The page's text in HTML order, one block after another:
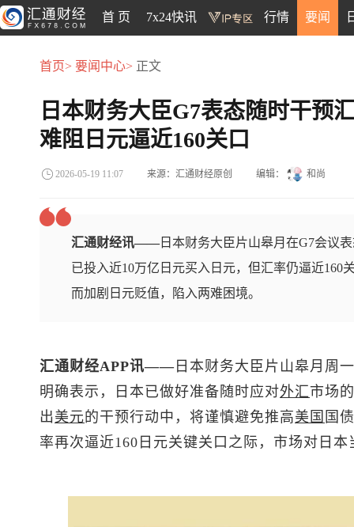
首 页 7x24快讯 行情 要闻
首页> 要闻中心> 正文
日本财务大臣G7表态随时干预
难阻日元逼近160关口
2026-05-19 11:07 来源：汇通财经原创 编辑： 和尚
汇通财经讯—— 日本财务大臣片山皋月在G7会议
已投入近10万亿日元买入日元，但汇率仍逼近160
而加剧日元贬值，陷入两难困境。
汇通财经APP讯—— 日本财务大臣片山皋月周
明确表示，日本已做好准备随时应对外汇市场
出 美元的干预行动中，将谨慎避免推高美国 国
率再次逼近160日元关键关口之际，市场对日